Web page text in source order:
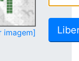
imagem]